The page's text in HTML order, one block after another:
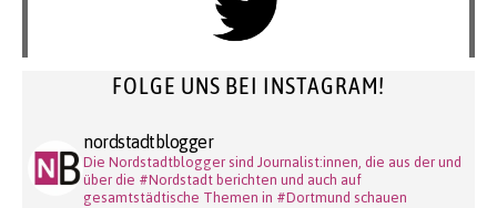
FOLGE UNS BEI INSTAGRAM!
nordstadtblogger
Die Nordstadtblogger sind Journalist:innen, die aus der und
über die #Nordstadt berichten und auch auf
gesamtstädtische Themen in #Dortmund schauen